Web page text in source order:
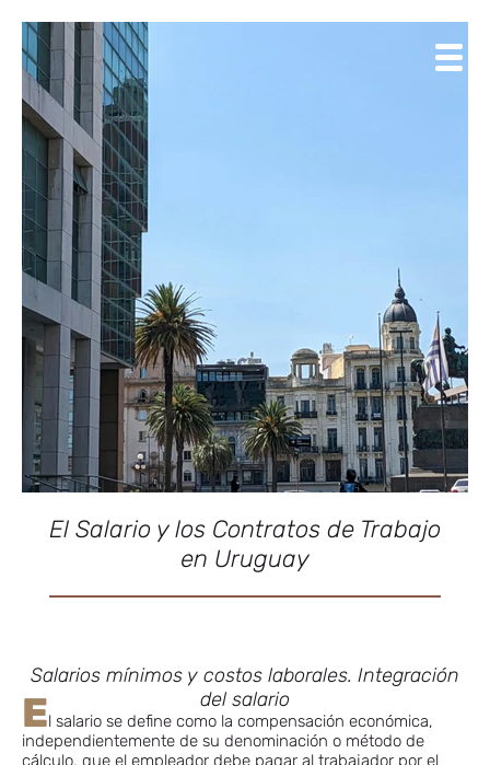
El Salario y los Contratos de Trabajo
en Uruguay
Salarios mínimos y costos laborales. Integración
del salario
El salario se define como la compensación económica,
independientemente de su denominación o método de
cálculo, que el empleador debe pagar al trabajador por el